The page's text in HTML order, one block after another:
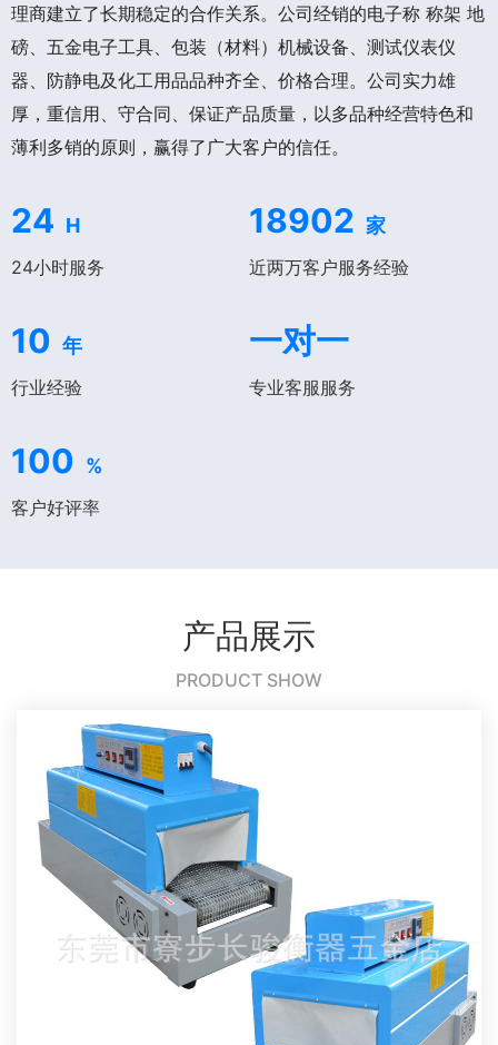
理商建立了长期稳定的合作关系。公司经销的电子称 称架 地
磅、五金电子工具、包装（材料）机械设备、测试仪表仪
器、防静电及化工用品品种齐全、价格合理。公司实力雄
厚，重信用、守合同、保证产品质量，以多品种经营特色和
薄利多销的原则，赢得了广大客户的信任。
24 H
24小时服务
18902 家
近两万客户服务经验
10 年
行业经验
一对一
专业客服服务
100 %
客户好评率
产品展示
PRODUCT SHOW